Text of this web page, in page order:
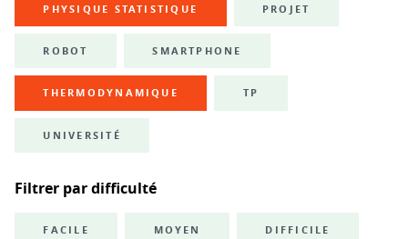
PHYSIQUE STATISTIQUE PROJET
ROBOT SMARTPHONE
THERMODYNAMIQUE TP
UNIVERSITÉ
Filtrer par difficulté
FACILE MOYEN DIFFICILE